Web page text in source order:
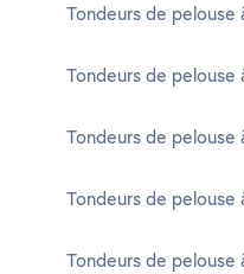
Tondeurs de pelouse
Tondeurs de pelouse
Tondeurs de pelouse
Tondeurs de pelouse
Tondeurs de pelouse